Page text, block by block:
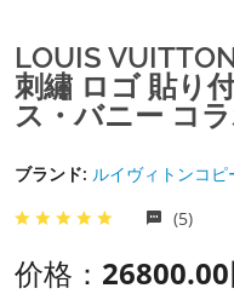
LOUIS
刺繡 ロゴ 貼り
ス・バニー コ
ブランド: ルイヴィトンコピ
(5)
价格：